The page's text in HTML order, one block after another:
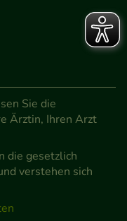
Sie die
Ärztin, Ihren Arzt
die gesetzlich
verstehen sich